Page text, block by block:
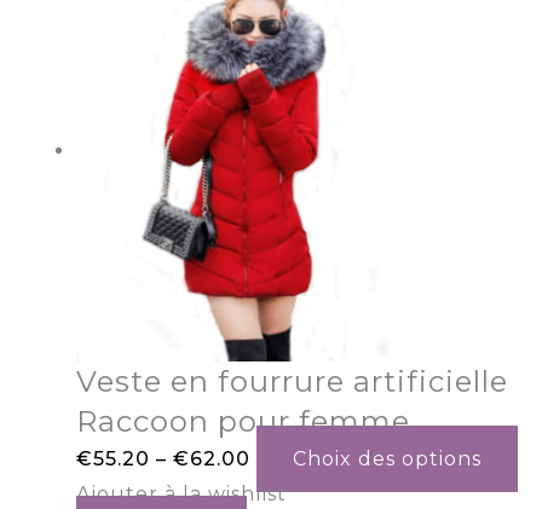
Veste en fourrure artificielle
Raccoon pour femme.
€55.20 – €62.00
Choix des options
Ajouter à la wishlist